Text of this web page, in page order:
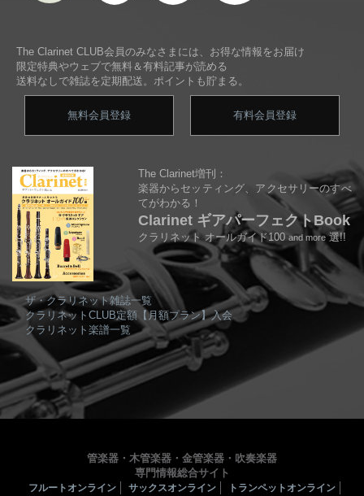
The Clarinet CLUB会員のみなさまには、お得な情報をお届け
限定特典やウェブで無料＆有料記事が読める
送料なしで雑誌を定期配送。ポイントも貯まる。
無料会員登録 有料会員登録
The Clarinet増刊：
楽器からセッティング、アクセサリーのすべ
てがわかる！
Clarinet ギアパーフェクトBook
クラリネット オールガイド100 and more選!!
ザ・クラリネット雑誌一覧
クラリネットCLUB定額【月額プラン】入会
クラリネット楽譜一覧
管楽器・木管楽器・金管楽器・吹奏楽器
専門情報総合サイト
フルートオンライン サックスオンライン トランペットオンライン